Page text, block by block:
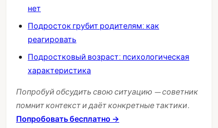
нет
Подросток грубит родителям: как
реагировать
Подростковый возраст: психологическая
характеристика
Попробуй обсудить свою ситуацию — советник
помнит контекст и даёт конкретные тактики.
Попробовать бесплатно →